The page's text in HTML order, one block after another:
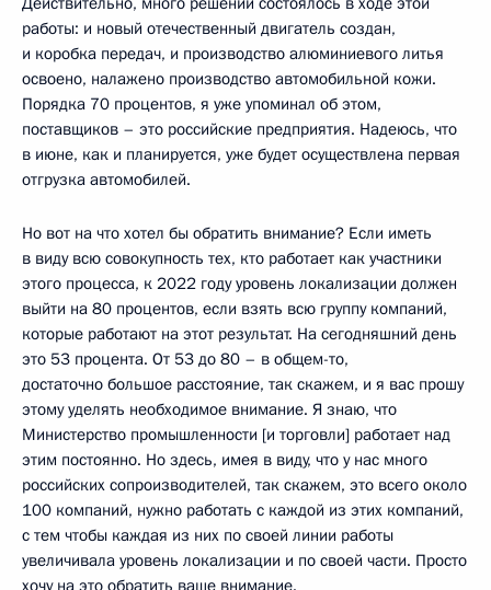
работы: и новый отечественный двигатель создан,
и коробка передач, и производство алюминиевого литья
освоено, налажено производство автомобильной кожи.
Порядка 70 процентов, я уже упоминал об этом,
поставщиков – это российские предприятия. Надеюсь, что
в июне, как и планируется, уже будет осуществлена первая
отгрузка автомобилей.
Но вот на что хотел бы обратить внимание? Если иметь
в виду всю совокупность тех, кто работает как участники
этого процесса, к 2022 году уровень локализации должен
выйти на 80 процентов, если взять всю группу компаний,
которые работают на этот результат. На сегодняшний день
это 53 процента. От 53 до 80 – в общем-то,
достаточно большое расстояние, так скажем, и я вас прошу
этому уделять необходимое внимание. Я знаю, что
Министерство промышленности [и торговли] работает над
этим постоянно. Но здесь, имея в виду, что у нас много
российских сопроизводителей, так скажем, это всего около
100 компаний, нужно работать с каждой из этих компаний,
с тем чтобы каждая из них по своей линии работы
увеличивала уровень локализации и по своей части. Просто